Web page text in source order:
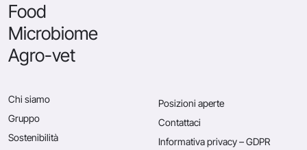
Food
Microbiome
Agro-vet
Chi siamo
Gruppo
Sostenibilità
Posizioni aperte
Contattaci
Informativa privacy – GDPR